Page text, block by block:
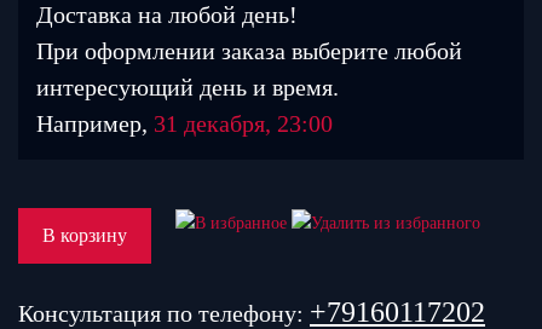
Доставка на любой день!
При оформлении заказа выберите любой
интересующий день и время.
Например, 31 декабря, 23:00
В корзину
Консультация по телефону: +79160117202